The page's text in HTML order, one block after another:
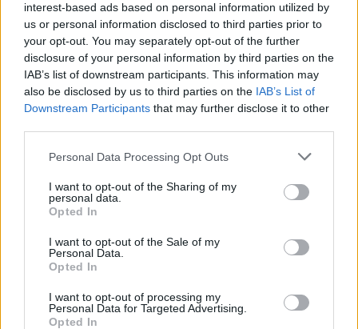
interest-based ads based on personal information utilized by
us or personal information disclosed to third parties prior to
your opt-out. You may separately opt-out of the further
disclosure of your personal information by third parties on the
IAB’s list of downstream participants. This information may
also be disclosed by us to third parties on the IAB’s List of
Downstream Participants that may further disclose it to other
Personal Data Processing Opt Outs
I want to opt-out of the Sharing of my
personal data.
Opted In
I want to opt-out of the Sale of my
Personal Data.
Opted In
I want to opt-out of processing my
Personal Data for Targeted Advertising.
Opted In
Fassino: "Casini, con noi starai
meglio"
27/08/2008
Prezzolini, adesso. Farebbe bene
di TIZIANO CARMELLINI «MI
farebbe piacere arrivare allo
scontro diretto con l'Inter con
meno punti di distacco».
13/01/2007